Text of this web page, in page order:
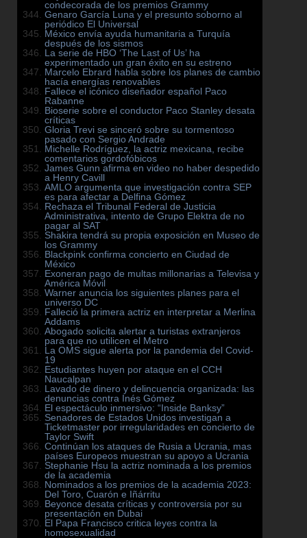
condecorada de los premios Grammy
Genaro García Luna y el presunto soborno al
periódico El Universal
México envía ayuda humanitaria a Turquía
después de los sismos
La serie de HBO ‘The Last of Us’ ha
experimentado un gran éxito en su estreno
Marcelo Ebrard habla sobre los planes de cambio
hacía energías renovables
Fallece el icónico diseñador español Paco
Rabanne
Bioserie sobre el conductor Paco Stanley desata
críticas
Gloria Trevi se sinceró sobre su tormentoso
pasado con Sergio Andrade
Michelle Rodríguez, la actriz mexicana, recibe
comentarios gordofóbicos
James Gunn afirma en video no haber despedido
a Henry Cavill
AMLO argumenta que investigación contra SEP
es para afectar a Delfina Gómez
Rechaza el Tribunal Federal de Justicia
Administrativa, intento de Grupo Elektra de no
pagar al SAT
Shakira tendrá su propia exposición en Museo de
los Grammy
Blackpink confirma concierto en Ciudad de
México
Exoneran pago de multas millonarias a Televisa y
América Móvil
Warner anuncia los siguientes planes para el
universo DC
Falleció la primera actriz en interpretar a Merlina
Addams
Abogado solicita alertar a turistas extranjeros
para que no utilicen el Metro
La OMS sigue alerta por la pandemia del Covid-
19
Estudiantes huyen por ataque en el CCH
Naucalpan
Lavado de dinero y delincuencia organizada: las
denuncias contra Inés Gómez
El espectáculo inmersivo: “Inside Banksy”
Senadores de Estados Unidos investigan a
Ticketmaster por irregularidades en concierto de
Taylor Swift
Continúan los ataques de Rusia a Ucrania, mas
países Europeos muestran su apoyo a Ucrania
Stephanie Hsu la actriz nominada a los premios
de la academia
Nominados a los premios de la academia 2023:
Del Toro, Cuarón e Iñárritu
Beyonce desata críticas y controversia por su
presentación en Dubai
El Papa Francisco critica leyes contra la
homosexualidad